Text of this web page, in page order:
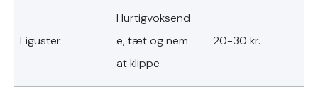
Liguster
Hurtigvoksend
e, tæt og nem
at klippe
20-30 kr.